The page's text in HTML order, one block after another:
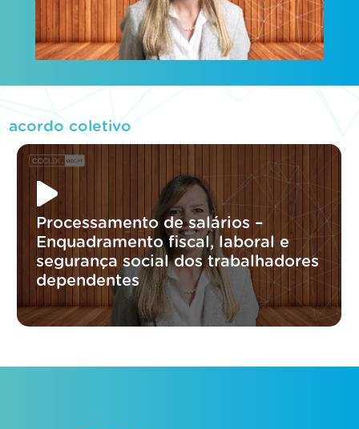
acordo coletivo
Processamento de salários –
Enquadramento fiscal, laboral e
segurança social dos trabalhadores
dependentes